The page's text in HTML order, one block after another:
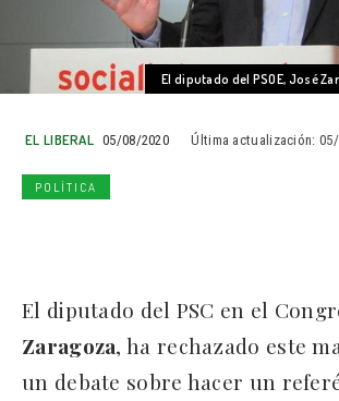
El diputado del PSOE, José
EL LIBERAL 05/08/2020 Última actualización:
POLÍTICA
El diputado del PSC en el
Zaragoza, ha rechazado este
un debate sobre hacer un